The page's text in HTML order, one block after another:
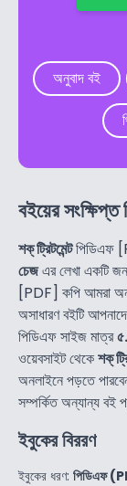
অনুবাদ বই
বইয়ের সংক্ষিপ্ত
শক্ ট্রিটমেন্টপিডিএফ
চেজএর লেখা একটি
[PDF] কপি আমরা
অসাধারণ বইটি
পিডিএফ সাইজ মাত্র
ওয়েবসাইট থেকেশক্
অনলাইনে পড়তে
সম্পর্কিত অন্যান্য বই
ইবুকের বিররণ
ইবুকের ধরণ: পিডিএফ